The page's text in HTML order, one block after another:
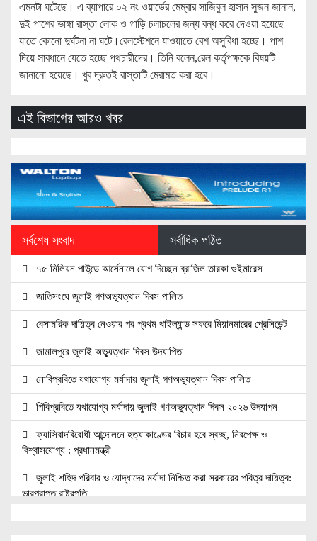
এমনটা ঘটেছে। এ ব্যাপারে ০২ নং ওয়ার্ডের মেম্বার সাজিবুল হাসান সুজন জানান,
দুই পাশের ভাঙ্গা রাস্তা লোক ও গাড়ি চলাচলের জন্য বন্ধ করে দেওয়া হয়েছে
যাতে কোনো দুর্ঘটনা না ঘটে।রেলস্টেশনে যাওয়াতে বেশ অসুবিধা হচ্ছে। পাশ
দিয়ে সাবধানে যেতে হচ্ছে পথচারীদের। তিনি বলেন,রেল কর্তৃপক্ষকে বিষয়টি
জানানো হয়েছে। খুব দ্রুতই রাস্তাটি মেরামত করা হবে।
এই বিভাগের আরও খবর
সর্বশেষ সংবাদ সর্বাধিক পঠিত
৭৫ মিলিয়ন পাউন্ডে আর্সেনালে যোগ দিচ্ছেন ব্রাজিল তারকা গুইমারেস
জাতিসংঘে জুলাই গণঅভ্যুত্থান দিবস পালিত
বেসামরিক দায়িত্ব নেওয়ার পর প্রথম থাইল্যান্ড সফরে মিয়ানমারের প্রেসিডেন্ট
জামালপুরে জুলাই অভ্যুত্থান দিবস উদযাপিত
নোবিপ্রবিতে যথাযোগ্য মর্যাদায় জুলাই গণঅভ্যুত্থান দিবস পালিত
পিবিপ্রবিতে যথাযোগ্য মর্যাদায় জুলাই গণঅভ্যুত্থান দিবস ২০২৬ উদযাপন
ফ্যাসিবাদবিরোধী আন্দোলনে হত্যাকাণ্ডের বিচার হবে স্বচ্ছ, নিরপেক্ষ ও
বিশ্বাসযোগ্য : প্রধানমন্ত্রী
জুলাই শহিদ পরিবার ও যোদ্ধাদের মর্যাদা নিশ্চিত করা সরকারের পবিত্র দায়িত্ব:
ভারপ্রাপ্ত রাষ্ট্রপতি